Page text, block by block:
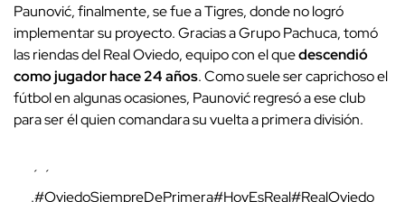
Paunović, finalmente, se fue a Tigres, donde no logró
implementar su proyecto. Gracias a Grupo Pachuca, tomó
las riendas del Real Oviedo, equipo con el quedescendió
como jugador hace 24 años. Como suele ser caprichoso el
fútbol en algunas ocasiones, Paunović regresó a ese club
para ser él quien comandara su vuelta a primera división.
´ ´
.#OviedoSiempreDePrimera#HoyEsReal#RealOviedo